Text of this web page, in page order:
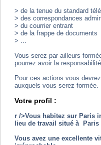
> de la tenue du standard
> des correspondances
> du courrier entrant
> de la frappe de documents
> ...
Vous serez par ailleurs
pourrez avoir la
Pour ces actions vous
auxquels vous serez formée.
Votre profil :
r />Vous habitez sur Paris
lieu de travail situé à
Vous avez une excellente